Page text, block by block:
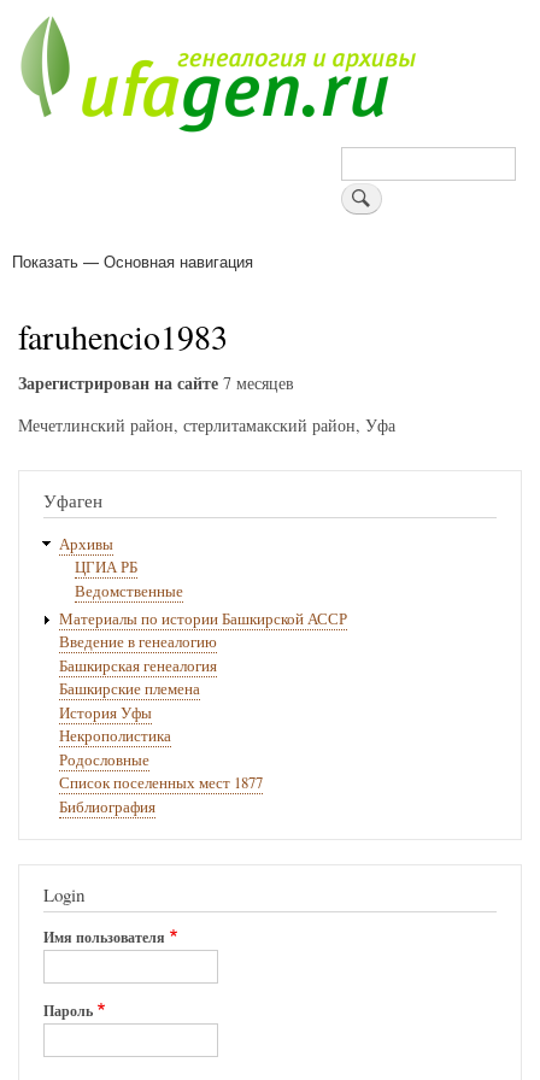
основному
содержанию
Поиск
Основная
Показать — Основная навигация
faruhencio1983
Зарегистрирован на сайте 7 месяцев
Мечетлинский район, стерлитамакский район, Уфа
Уфаген
Архивы
ЦГИА РБ
Ведомственные
Материалы по истории Башкирской АССР
Введение в генеалогию
Башкирская генеалогия
Башкирские племена
История Уфы
Некрополистика
Родословные
Список поселенных мест 1877
Библиография
Login
Имя пользователя
Пароль